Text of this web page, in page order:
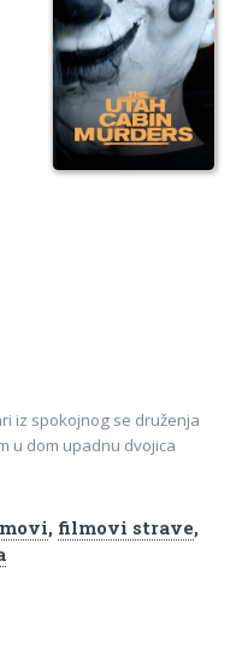
iz spokojnog se druženja
u dom upadnu dvojica
, filmovi strave,